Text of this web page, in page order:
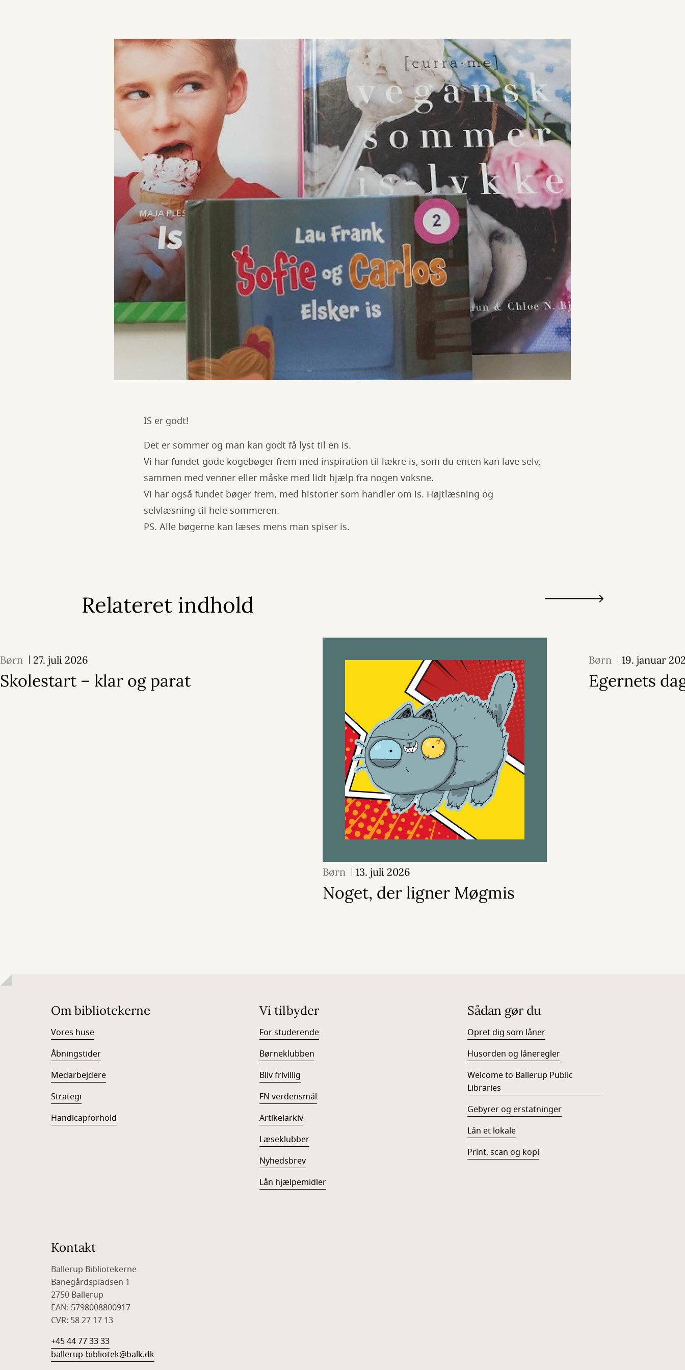
IS er godt!
Det er sommer og man kan godt få lyst til en is.
Vi har fundet gode kogebøger frem med inspiration til lækre is, som du enten kan lave selv,
sammen med venner eller måske med lidt hjælp fra nogen voksne.
Vi har også fundet bøger frem, med historier som handler om is. Højtlæsning og
selvlæsning til hele sommeren.
PS. Alle bøgerne kan læses mens man spiser is.
Relateret indhold
Børn 27. juli 2026
Skolestart – klar og parat
Børn 13. juli 2026
Noget, der ligner Møgmis
Børn 19. januar
Egernets
Om bibliotekerne
Vores huse
Åbningstider
Medarbejdere
Strategi
Handicapforhold
Vi tilbyder
For studerende
Børneklubben
Bliv frivillig
FN verdensmål
Artikelarkiv
Læseklubber
Nyhedsbrev
Lån hjælpemidler
Sådan gør du
Opret dig som låner
Husorden og låneregler
Welcome to Ballerup Public
Libraries
Gebyrer og erstatninger
Lån et lokale
Print, scan og kopi
Kontakt
Ballerup Bibliotekerne
Banegårdspladsen 1
2750 Ballerup
EAN: 5798008800917
CVR: 58 27 17 13
+45 44 77 33 33
ballerup-bibliotek@balk.dk